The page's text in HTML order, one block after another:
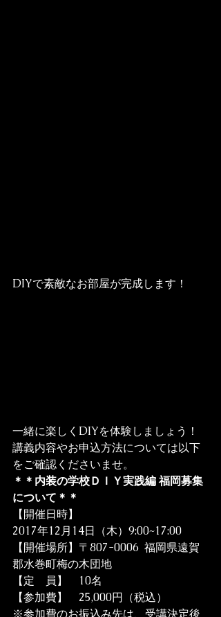
DIYで素敵なお部屋が完成します！
一緒に楽しくDIYを体験しましょう！
講義内容やお申込方法については以下
＊＊内装の学校ＤＩＹ実践編 福岡募集
について＊＊
【開催日時】
2017年12月14日（木）9:00~17:00
【開催場所】〒807-0006  福岡県遠賀
郡水巻町梅の木団地
【定　員】　10名
【参加費】　25,000円（税込）
※参加費のお振込み先は、受講決定後